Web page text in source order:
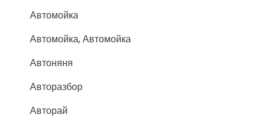
Автомойка
Автомойка, Автомойка
Автоняня
Авторазбор
Авторай